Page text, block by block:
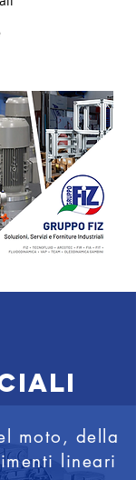
moto, della
lineari